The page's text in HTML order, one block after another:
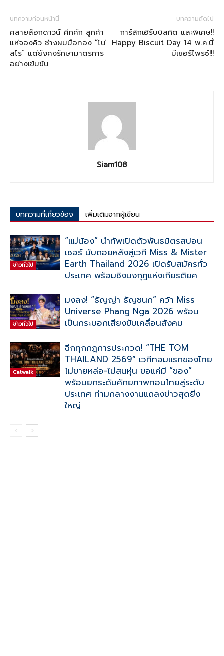
บทความก่อนหน้านี้
คลายล็อกดาวน์ คึกคัก ลูกค้า
แห่จองคิว ช่างผมมือทอง “โน่
สโร” แต่ยังคงรักษามาตรการ
อย่างเข้มข้น
บทความถัดไป
การ์ลิกเฮิร์บบิสกิต และพิเศษ!!
Happy Biscuit Day 14 พ.ค.นี้
มีเซอร์ไพรซ์!!!
Siam108
บทความที่เกี่ยวข้อง เพิ่มเติมจากผู้เขียน
ข่าวทั่วไป
“แม่น้อง” นำทัพเปิดตัวพันธมิตรสปอน
เซอร์ นับถอยหลังสู่เวที Miss & Mister
Earth Thailand 2026 เปิดรับสมัครทั่ว
ประเทศ พร้อมชิงมงกุฎแห่งเกียรติยศ
ข่าวทั่วไป
มงลง! “ธัญญ่า ธัญชนก” คว้า Miss
Universe Phang Nga 2026 พร้อม
เป็นกระบอกเสียงขับเคลื่อนสังคม
Catwalk
ฉีกทุกกฎการประกวด! “THE TOM
THAILAND 2569” เวทีทอมแรกของไทย
ไม่ขายหล่อ-ไม่สนหุ่น ขอแค่มี “ของ”
พร้อมยกระดับศักยภาพทอมไทยสู่ระดับ
ประเทศ ท่ามกลางงานแถลงข่าวสุดยิ่ง
ใหญ่